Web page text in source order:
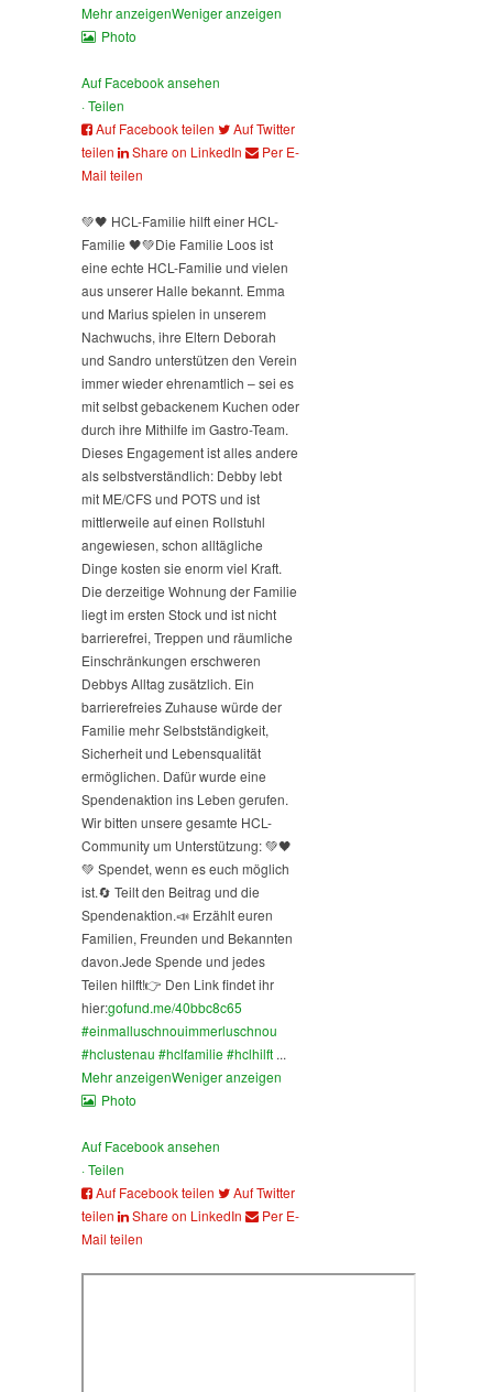
Mehr anzeigenWeniger anzeigen
Photo
Auf Facebook ansehen
·Teilen
Auf Facebook teilen
Auf Twitter
teilen
Share on LinkedIn
Per E-
Mail teilen
💚🖤 HCL-Familie hilft einer HCL-
Familie 🖤💚Die Familie Loos ist
eine echte HCL-Familie und vielen
aus unserer Halle bekannt. Emma
und Marius spielen in unserem
Nachwuchs, ihre Eltern Deborah
und Sandro unterstützen den Verein
immer wieder ehrenamtlich – sei es
mit selbst gebackenem Kuchen oder
durch ihre Mithilfe im Gastro-Team.
Dieses Engagement ist alles andere
als selbstverständlich: Debby lebt
mit ME/CFS und POTS und ist
mittlerweile auf einen Rollstuhl
angewiesen, schon alltägliche
Dinge kosten sie enorm viel Kraft.
Die derzeitige Wohnung der Familie
liegt im ersten Stock und ist nicht
barrierefrei, Treppen und räumliche
Einschränkungen erschweren
Debbys Alltag zusätzlich. Ein
barrierefreies Zuhause würde der
Familie mehr Selbstständigkeit,
Sicherheit und Lebensqualität
ermöglichen. Dafür wurde eine
Spendenaktion ins Leben gerufen.
Wir bitten unsere gesamte HCL-
Community um Unterstützung: 💚🖤
💚 Spendet, wenn es euch möglich
ist.🔄 Teilt den Beitrag und die
Spendenaktion.📣 Erzählt euren
Familien, Freunden und Bekannten
davon.Jede Spende und jedes
Teilen hilft!👉 Den Link findet ihr
hier:gofund.me/40bbc8c65
#einmalluschnouimmerluschnou
#hclustenau #hclfamilie#hclhilft ...
Mehr anzeigenWeniger anzeigen
Photo
Auf Facebook ansehen
·Teilen
Auf Facebook teilen
Auf Twitter
teilen
Share on LinkedIn
Per E-
Mail teilen